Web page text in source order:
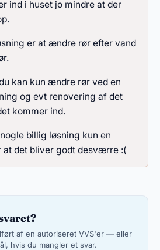
ind i huset jo mindre at der
er at ændre rør efter vand
kan kun ændre rør ved en
og evt renovering af det
kommer ind.
billig løsning kun en
at det bliver godt desværre :(
af en autoriseret VVS'er — eller
hvis du mangler et svar.